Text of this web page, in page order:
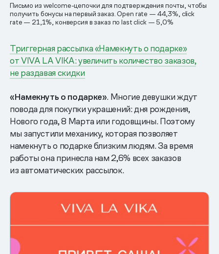
Письмо из welcome-цепочки для подтверждения почты, чтобы
получить бонусы на первый заказ. Open rate — 44,3%, click
rate — 21,1%, конверсия в заказ по last click — 5,0%
Триггерная рассылка «Намекнуть о подарке»
от VIVA LA VIKA: увеличить количество заказов,
не раздавая скидки
«Намекнуть о подарке». Многие девушки ждут
повода для покупки украшений: дня рождения,
Нового года, 8 Марта или годовщины. Поэтому
мы запустили механику, которая позволяет
намекнуть о подарке близким людям. За время
работы она принесла нам 2,6% всех заказов
из автоматических рассылок.